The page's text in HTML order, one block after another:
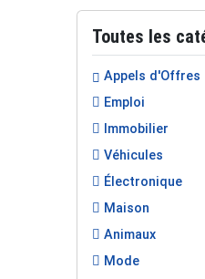
Toutes les
Appels d'Offres
Emploi
Immobilier
Véhicules
Électronique
Maison
Animaux
Mode